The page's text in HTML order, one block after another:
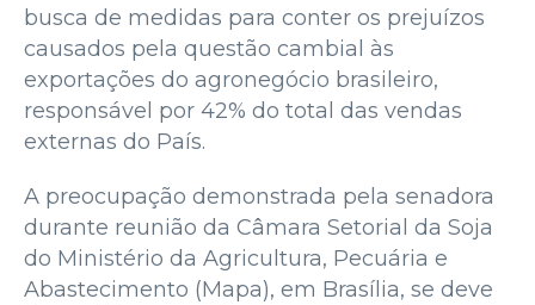
busca de medidas para conter os prejuízos
causados pela questão cambial às
exportações do agronegócio brasileiro,
responsável por 42% do total das vendas
externas do País.
A preocupação demonstrada pela senadora
durante reunião da Câmara Setorial da Soja
do Ministério da Agricultura, Pecuária e
Abastecimento (Mapa), em Brasília, se deve